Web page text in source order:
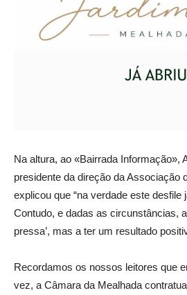
Na altura, ao «Bairrada Informação»,
presidente da direção da Associação
explicou que “na verdade este desfile
Contudo, e dadas as circunstâncias,
pressa’, mas a ter um resultado
Recordamos os nossos leitores que
vez, a Câmara da Mealhada